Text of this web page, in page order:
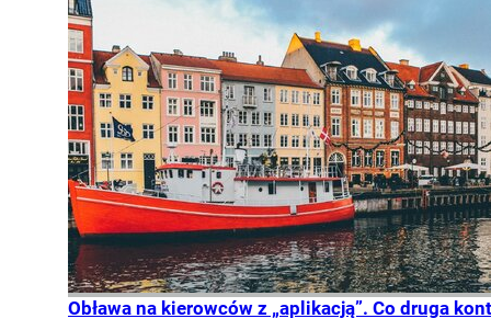
Obława na kierowców z „aplikacją”. Co druga